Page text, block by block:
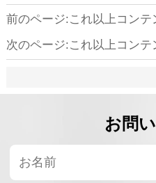
す。
前のページ:これ以上コンテ
次のページ:これ以上コンテ
お問